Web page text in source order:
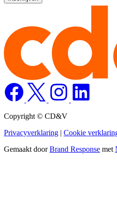
Copyright © CD&V
Privacyverklaring | Cookie
Gemaakt doorBrand Response met